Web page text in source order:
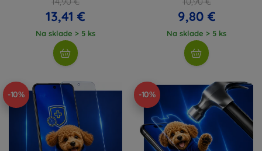
13,41 €
Na sklade > 5 ks
9,80 €
Na sklade > 5 ks
-10% -10%